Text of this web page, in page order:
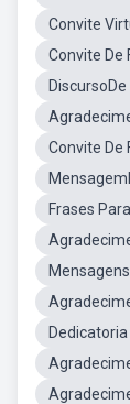
Convite
Convite
Convite
Frases